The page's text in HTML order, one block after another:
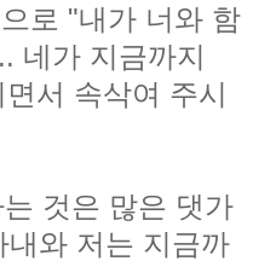
로 "내가 너와 함
네가 지금까지
서 속삭여 주시
것은 많은 댓가
와 저는 지금까